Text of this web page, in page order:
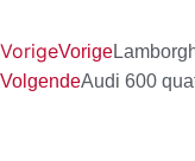
VorigeVorige
VolgendeAudi 600